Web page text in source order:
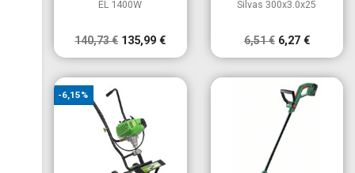
EL 1400W
140,73 € 135,99 €
Silvas 300x3.0x25
6,51 € 6,27 €
-6,15%